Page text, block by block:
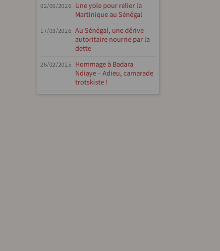
02/06/2026 Une yole pour relier la
Martinique au Sénégal
17/03/2026 Au Sénégal, une dérive
autoritaire nourrie par la
dette
26/02/2025 Hommage à Badara
Ndiaye – Adieu, camarade
trotskiste !